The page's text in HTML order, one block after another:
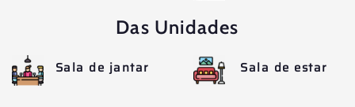
Das Unidades
Sala de jantar Sala de estar